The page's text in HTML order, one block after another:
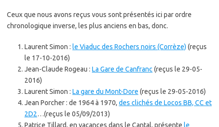
Ceux que nous avons reçus vous sont présentés ici par ordre
chronologique inverse, les plus anciens en bas, donc.
Laurent Simon : le Viaduc des Rochers noirs (Corrèze) (reçus
le 17-10-2016)
Jean-Claude Rogeau : La Gare de Canfranc (reçus le 29-05-
2016)
Laurent Simon : La gare du Mont-Dore (reçus le 29-05-2016)
Jean Porcher : de 1964 à 1970, des clichés de Locos BB, CC et
2D2…(reçus le 05/09/2013)
Patrice Tillard, en vacances dans le Cantal, présente le